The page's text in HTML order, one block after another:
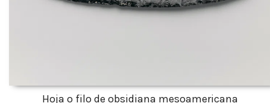
Hoja o filo de obsidiana mesoamericana